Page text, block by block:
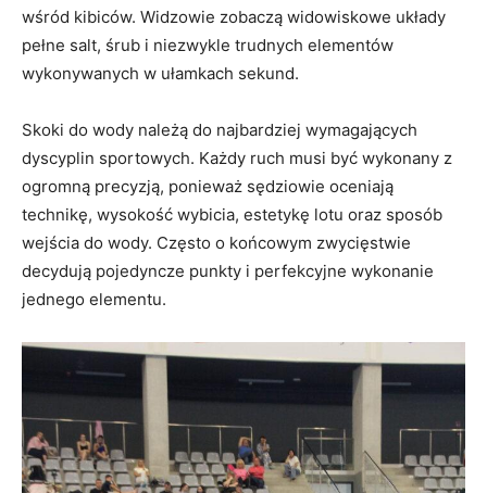
wśród kibiców. Widzowie zobaczą widowiskowe układy
pełne salt, śrub i niezwykle trudnych elementów
wykonywanych w ułamkach sekund.
Skoki do wody należą do najbardziej wymagających
dyscyplin sportowych. Każdy ruch musi być wykonany z
ogromną precyzją, ponieważ sędziowie oceniają
technikę, wysokość wybicia, estetykę lotu oraz sposób
wejścia do wody. Często o końcowym zwycięstwie
decydują pojedyncze punkty i perfekcyjne wykonanie
jednego elementu.